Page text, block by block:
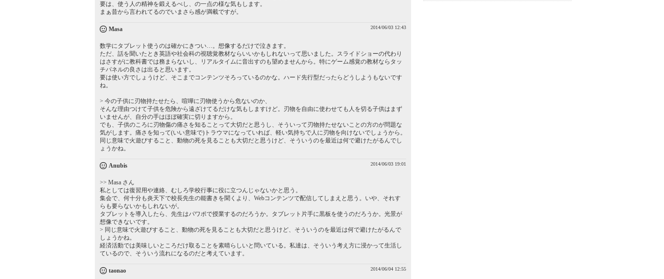
要は、使う人の精神を鍛えるべし、の一点の様な気もします。
まぁ昔から言われてるのでいまさら感が満載ですが。
Masa 2014/06/03 12:43
数学にタブレット使うのは確かにきつい…。想像するだけで泣きます。
ただ、話を聞いたとき英語や社会科の視聴覚教材ならいいかもしれないって思いました。スライドショーの代わり
はさすがに教科書では務まらないし、リアルタイムに音出すのも望めませんから。特にゲーム感覚の教材ならタッ
チパネルの良さは出ると思います。
要は使い方でしょうけど、そこまでコンテンツそろっているのかな。ハード先行型だったらどうしようもないです
ね。
> 今の子供に刃物持たせたら、喧嘩に刃物使うから危ないのか、
そんな理由つけて子供を危険から遠ざけてるだけな気もしますけど。刃物を自由に使わせても人を切る子供はまず
いませんが、自分の手はほぼ確実に切りますから。
でも、子供のころに刃物傷の痛さを知ることって大切だと思うし、そういって刃物持たせないことの方のが問題な
気がします。痛さを知って(いい意味で)トラウマになっていれば、軽い気持ちで人に刃物を向けないでしょうから。
同じ意味で火遊びすること、動物の死を見ることも大切だと思うけど、そういうのを最近は何で避けたがるんでし
ょうかね。
Anubis 2014/06/03 19:01
>> Masa さん
私としては復習用や連絡、むしろ学校行事に役に立つんじゃないかと思う。
集会で、何十分も炎天下で校長先生の能書きを聞くより、Webコンテンツで配信してしまえと思う。いや、それす
らも要らないかもしれないが。
タブレットを導入したら、先生はパワポで授業するのだろうか。タブレット片手に黒板を使うのだろうか。光景が
想像できないです。
> 同じ意味で火遊びすること、動物の死を見ることも大切だと思うけど、そういうのを最近は何で避けたがるんで
しょうかね。
経済活動では美味しいところだけ取ることを素晴らしいと問いている。私達は、そういう考え方に浸かって生活し
ているので、そういう流れになるのだと考えています。
taonao 2014/06/04 12:55